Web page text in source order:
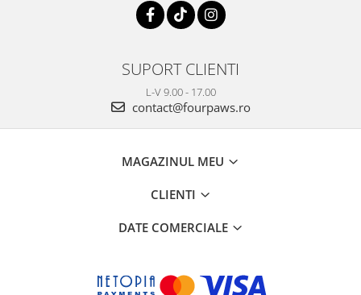
SUPORT CLIENTI
L-V 9.00 - 17.00
contact@fourpaws.ro
MAGAZINUL MEU
CLIENTI
DATE COMERCIALE